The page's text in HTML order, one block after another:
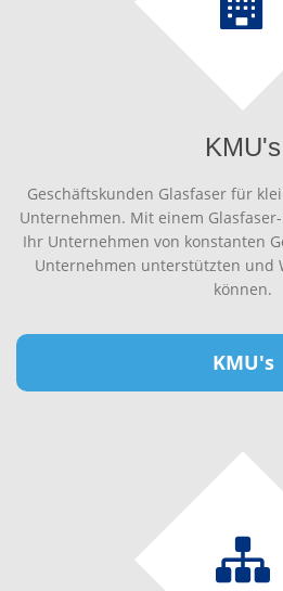
KMU's
Geschäftskunden Glasfaser für
Unternehmen. Mit einem
Ihr Unternehmen von konstanten
Unternehmen unterstützten und
können.
KMU's